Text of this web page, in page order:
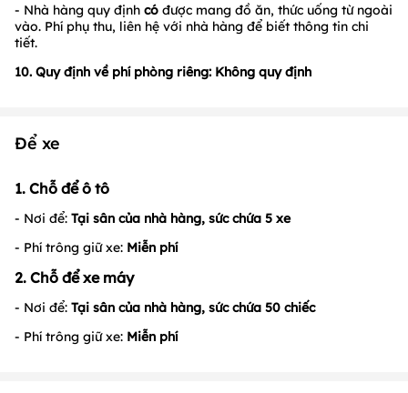
- Nhà hàng quy định có được mang đồ ăn, thức uống từ ngoài
vào. Phí phụ thu, liên hệ với nhà hàng để biết thông tin chi
tiết.
10. Quy định về phí phòng riêng: Không quy định
Để xe
1. Chỗ để ô tô
- Nơi để: Tại sân của nhà hàng, sức chứa 5 xe
- Phí trông giữ xe: Miễn phí
2. Chỗ để xe máy
- Nơi để: Tại sân của nhà hàng, sức chứa 50 chiếc
- Phí trông giữ xe: Miễn phí